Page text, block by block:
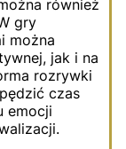
również
gry
można
jak i na
rozrywki
czas
emocji